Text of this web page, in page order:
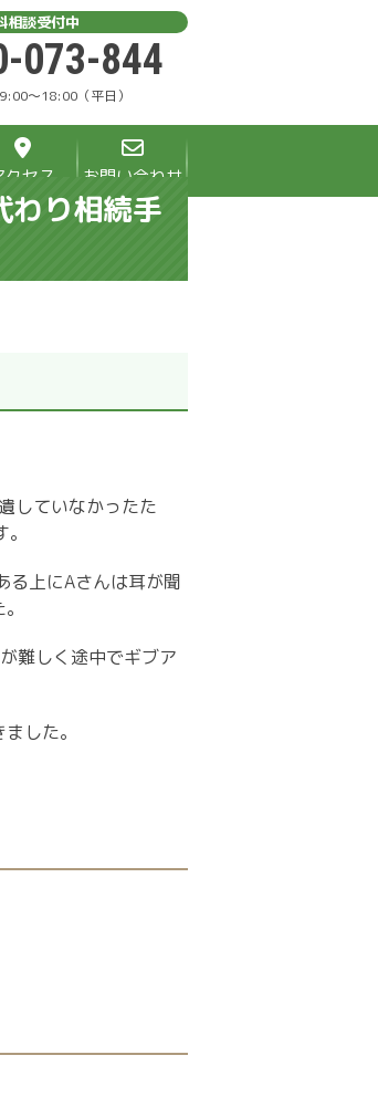
相談受付中
073-844
9:00～18:00（平日）
クセス お問い合わせ
わり相続手
していなかったた
る上にAさんは耳が聞
難しく途中でギブア
した。